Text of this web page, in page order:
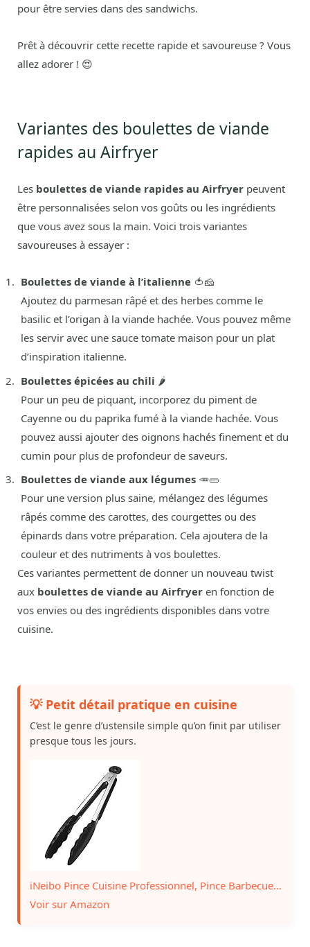
pour être servies dans des sandwichs.
Prêt à découvrir cette recette rapide et savoureuse ? Vous
allez adorer ! 😍
Variantes des boulettes de viande
rapides au Airfryer
Les boulettes de viande rapides au Airfryer peuvent
être personnalisées selon vos goûts ou les ingrédients
que vous avez sous la main. Voici trois variantes
savoureuses à essayer :
Boulettes de viande à l’italienne 🍅🧀
Ajoutez du parmesan râpé et des herbes comme le
basilic et l’origan à la viande hachée. Vous pouvez même
les servir avec une sauce tomate maison pour un plat
d’inspiration italienne.
Boulettes épicées au chili 🌶️
Pour un peu de piquant, incorporez du piment de
Cayenne ou du paprika fumé à la viande hachée. Vous
pouvez aussi ajouter des oignons hachés finement et du
cumin pour plus de profondeur de saveurs.
Boulettes de viande aux légumes 🥕🥒
Pour une version plus saine, mélangez des légumes
râpés comme des carottes, des courgettes ou des
épinards dans votre préparation. Cela ajoutera de la
couleur et des nutriments à vos boulettes.
Ces variantes permettent de donner un nouveau twist
aux boulettes de viande au Airfryer en fonction de
vos envies ou des ingrédients disponibles dans votre
cuisine.
💡 Petit détail pratique en cuisine
C’est le genre d’ustensile simple qu’on finit par utiliser
presque tous les jours.
iNeibo Pince Cuisine Professionnel, Pince Barbecue...
Voir sur Amazon